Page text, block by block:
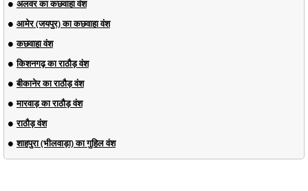
अलवर का कछवाहा वंश
आमेर (जयपुर) का कछवाहा वंश
कछवाहा वंश
किशनगढ़ का राठौड़ वंश
बीकानेर का राठौड़ वंश
मारवाड़ का राठौड़ वंश
राठौड़ वंश
शाहपुरा (भीलवाड़ा) का गुहिल वंश